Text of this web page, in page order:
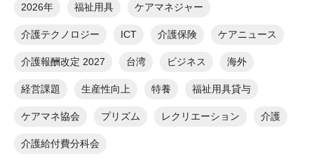
2026年 福祉用具 ケアマネジャー
介護テクノロジー ICT 介護保険 ケアニュース
介護報酬改定 2027 台湾 ビジネス 海外
経営課題 生産性向上 特養 福祉用具貸与
ケアマネ協会 プリズム レクリエーション 介護
介護給付費分科会